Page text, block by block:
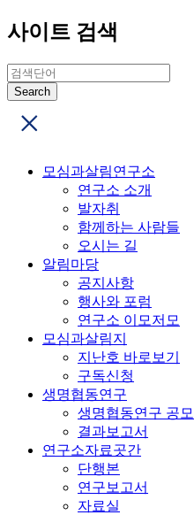
사이트 검색
모심과살림연구소
연구소 소개
발자취
함께하는 사람들
오시는 길
알림마당
공지사항
행사와 포럼
연구소 이모저모
모심과살림지
지난호 바로보기
구독신청
생명협동연구
생명협동연구 공모
결과보고서
연구소자료곳간
단행본
연구보고서
자료실